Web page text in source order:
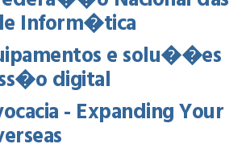
Inform�tica
e solu��es
digital
- Expanding Your